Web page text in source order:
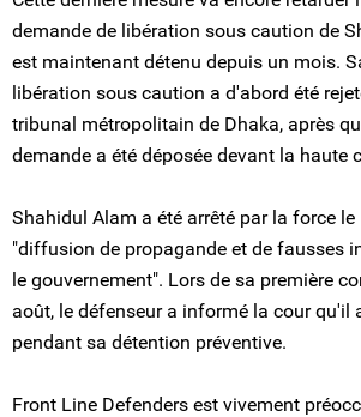
demande de libération sous caution de
est maintenant détenu depuis un mois.
libération sous caution a d'abord été
tribunal métropolitain de Dhaka, après
demande a été déposée devant la haute
Shahidul Alam a été arrêté par la force
"diffusion de propagande et de fausses
le gouvernement". Lors de sa première
août, le défenseur a informé la cour qu'il
pendant sa détention préventive.
Front Line Defenders est vivement